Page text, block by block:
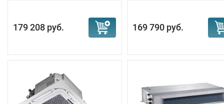
179 208 руб. 169 790 руб.